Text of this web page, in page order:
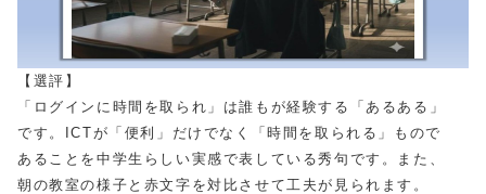
【選評】
「ログインに時間を取られ」は誰もが経験する「あるある」
です。ICTが「便利」だけでなく「時間を取られる」もので
あることを中学生らしい実感で表している秀句です。また、
朝の教室の様子と赤文字を対比させて工夫が見られます。